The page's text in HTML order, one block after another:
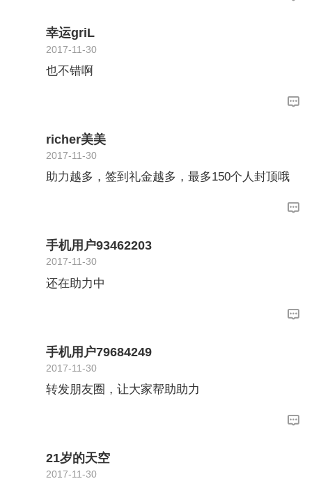
幸运griL
2017-11-30
也不错啊
richer美美
2017-11-30
助力越多，签到礼金越多，最多150个人封顶哦
手机用户93462203
2017-11-30
还在助力中
手机用户79684249
2017-11-30
转发朋友圈，让大家帮助助力
21岁的天空
2017-11-30